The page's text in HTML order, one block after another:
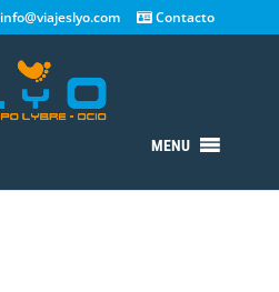
info@viajeslyo.com Contacto
MENU